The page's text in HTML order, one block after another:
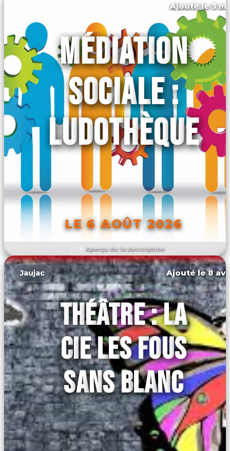
Aperçu de la description
Ajouté le 3
MÉDIATION
SOCIALE :
LUDOTHÈQUE
LE 6 AOÛT 2026
DÉCOUVRIR L'ÉVÉNEMENT
Jaujac Ajouté le 8
THÉÂTRE : LA
CIE LES FOUS
SANS BLANC